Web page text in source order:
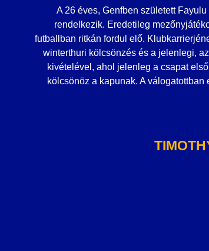
A 26 éves, Genfben született
rendelkezik. Eredetileg
futballban ritkán fordul elő.
winterthuri kölcsönzés és a jelenlegi,
kivételével, ahol jelenleg a csapat
kölcsönöz a kapunak. A